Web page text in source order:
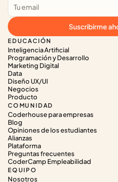
EDUCACIÓN
Inteligencia Artificial
Programación y Desarrollo
Marketing Digital
Data
Diseño UX/UI
Negocios
Producto
COMUNIDAD
Coderhouse para empresas
Blog
Opiniones de los estudiantes
Alianzas
Plataforma
Preguntas frecuentes
CoderCamp Empleabilidad
EQUIPO
Nosotros
Suscribirme